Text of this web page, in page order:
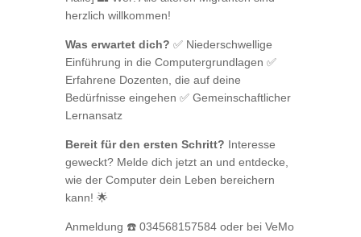
herzlich willkommen!
Was erwartet dich? ✅ Niederschwellige
Einführung in die Computergrundlagen ✅
Erfahrene Dozenten, die auf deine
Bedürfnisse eingehen ✅ Gemeinschaftlicher
Lernansatz
Bereit für den ersten Schritt? Interesse
geweckt? Melde dich jetzt an und entdecke,
wie der Computer dein Leben bereichern
kann! 🌟
Anmeldung ☎️ 034568157584 oder bei VeMo